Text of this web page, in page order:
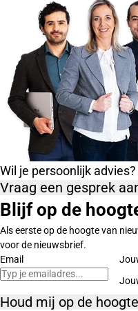
Wil je persoonlijk advies?
Vraag een gesprek
Blijf op de
Als eerste op de hoogte van
voor de nieuwsbrief.
Email
Houd mij op de hoogte